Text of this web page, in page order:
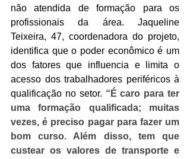
não atendida de formação para os
profissionais da área. Jaqueline
Teixeira, 47, coordenadora do projeto,
identifica que o poder econômico é um
dos fatores que influencia e limita o
acesso dos trabalhadores periféricos à
qualificação no setor. “É caro para ter
uma formação qualificada; muitas
vezes, é preciso pagar para fazer um
bom curso. Além disso, tem que
custear os valores de transporte e